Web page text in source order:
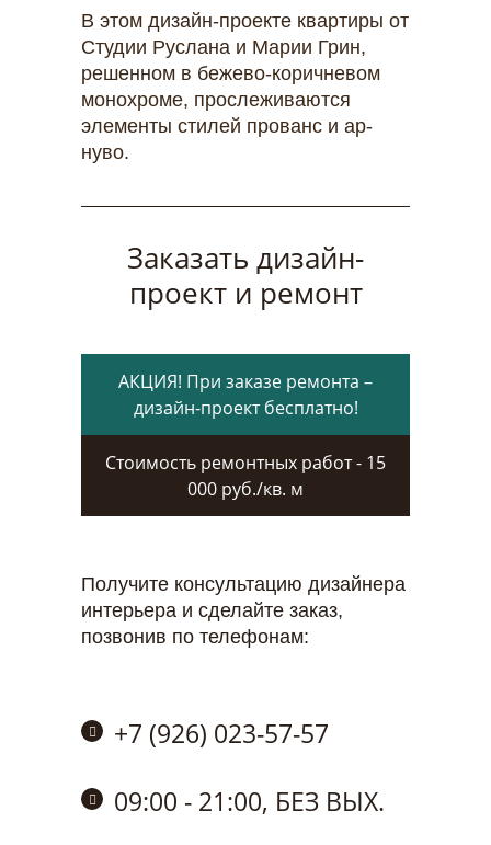
В этом дизайн-проекте квартиры от
Студии Руслана и Марии Грин,
решенном в бежево-коричневом
монохроме, прослеживаются
элементы стилей прованс и ар-
нуво.
Заказать дизайн-
проект и ремонт
АКЦИЯ! При заказе ремонта –
дизайн-проект бесплатно!
Стоимость ремонтных работ - 15
000 руб./кв. м
Получите консультацию дизайнера
интерьера и сделайте заказ,
позвонив по телефонам:
+7 (926) 023-57-57
09:00 - 21:00, БЕЗ ВЫХ.